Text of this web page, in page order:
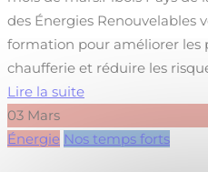
des Énergies Renouvelables
formation pour améliorer les
chaufferie et réduire les
Lire la suite
03 Mars
Énergie Nos temps forts